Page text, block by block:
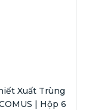
Xuất Trùng
| Hộp 6